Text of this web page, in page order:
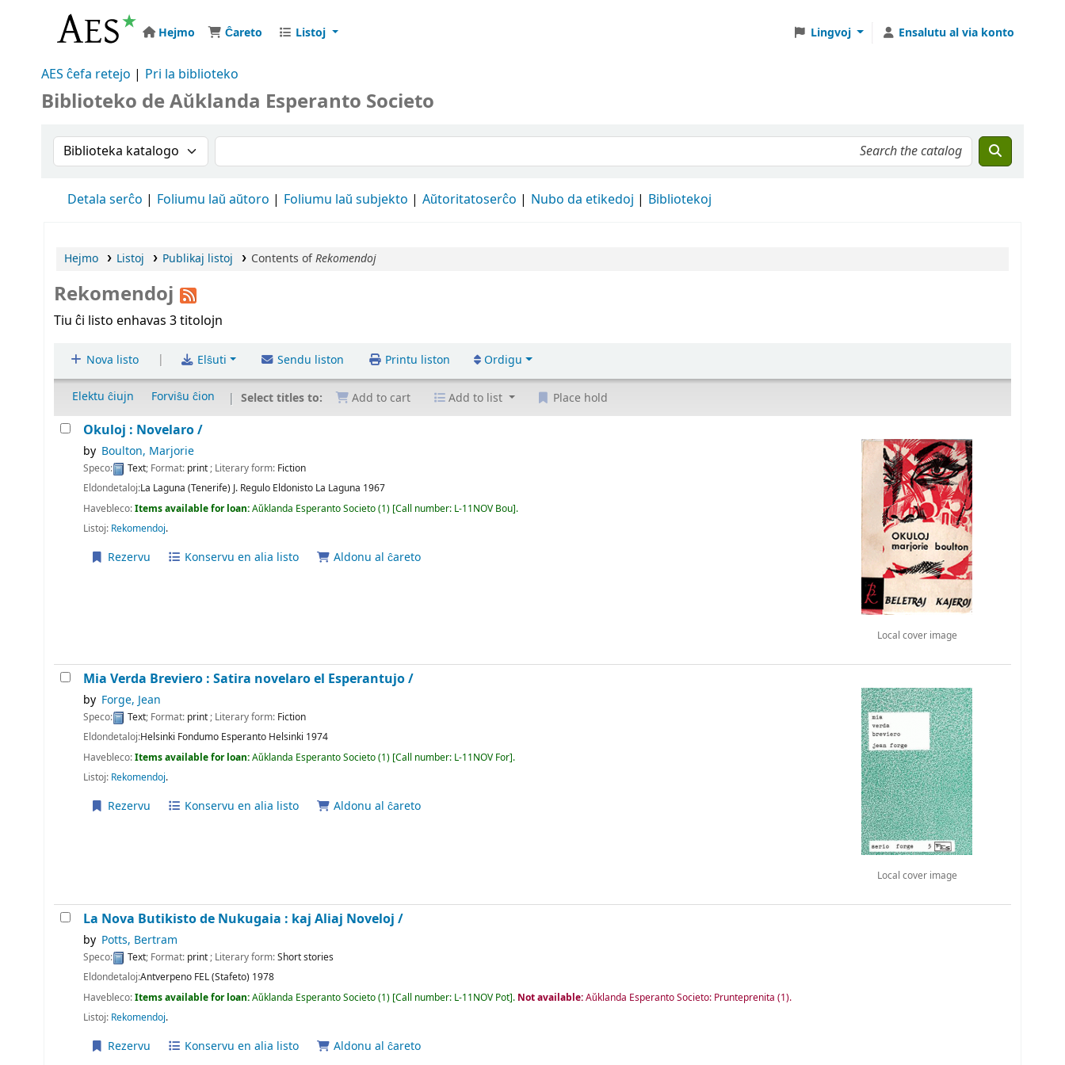
Hejmo Ĉareto Listoj Lingvoj Ensalutu al via konto
AES ĉefa retejo Pri la biblioteko
Biblioteko de Aŭklanda Esperanto Societo
Search the catalog by: Search the catalog
Detala serĉo Foliumu laŭ aŭtoro Foliumu laŭ subjekto Aŭtoritatoserĉo Nubo da etikedoj Bibliotekoj
Hejmo Listoj Publikaj listoj Contents ofRekomendoj
Rekomendoj
Tiu ĉi listo enhavas 3 titolojn
Nova listo | Elŝuti Sendu liston Printu liston Ordigu
Elektu ĉiujn Forviŝu ĉion Select titles to: Add to cart Add to list Place hold
Local cover image
Okuloj : Novelaro /
by Boulton, Marjorie
Speco: Text; Format: print; Literary form: Fiction
Eldondetaloj:La Laguna (Tenerife) J. Regulo Eldonisto La Laguna 1967
Havebleco:Items available for loan:Aŭklanda Esperanto Societo(1) Call number: L-11NOV Bou .
Listoj: Rekomendoj.
Rezervu Konservu en alia listo Aldonu al ĉareto
Local cover image
Mia Verda Breviero : Satira novelaro el Esperantujo /
by Forge, Jean
Speco: Text; Format: print; Literary form: Fiction
Eldondetaloj:Helsinki Fondumo Esperanto Helsinki 1974
Havebleco:Items available for loan:Aŭklanda Esperanto Societo(1) Call number: L-11NOV For .
Listoj: Rekomendoj.
Rezervu Konservu en alia listo Aldonu al ĉareto
La Nova Butikisto de Nukugaia : kaj Aliaj Noveloj /
by Potts, Bertram
Speco: Text; Format: print; Literary form:Short stories
Eldondetaloj:Antverpeno FEL (Stafeto) 1978
Havebleco:Items available for loan:Aŭklanda Esperanto Societo(1) Call number: L-11NOV Pot . Not available:Aŭklanda Esperanto Societo: Prunteprenita (1).
Listoj: Rekomendoj.
Rezervu Konservu en alia listo Aldonu al ĉareto